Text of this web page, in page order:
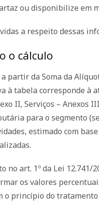
ou disponibilize em
a respeito dessas
o cálculo
partir da Soma da
à tabela corresponde à
II, Serviços – Anexos
para o segmento
estimado com
no art. 1º da Lei 12.741/
os valores
o princípio do